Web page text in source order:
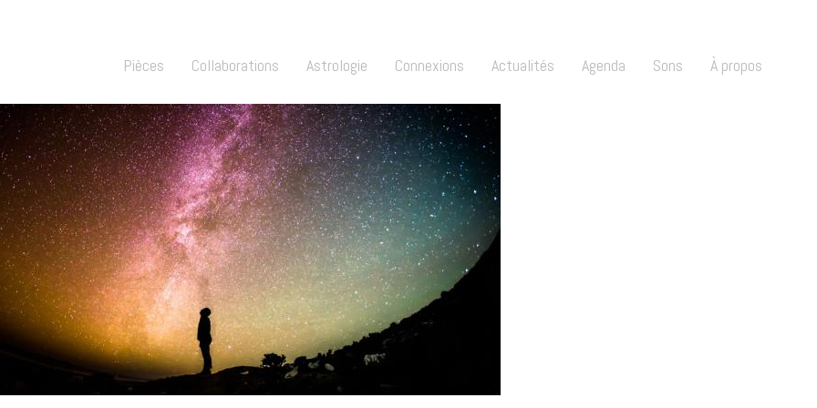
Pièces Collaborations Astrologie Connexions Actualités Agenda Sons À propos